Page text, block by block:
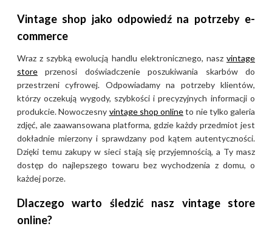
Vintage shop jako odpowiedź na potrzeby e-
commerce
Wraz z szybką ewolucją handlu elektronicznego, nasz vintage
store przenosi doświadczenie poszukiwania skarbów do
przestrzeni cyfrowej. Odpowiadamy na potrzeby klientów,
którzy oczekują wygody, szybkości i precyzyjnych informacji o
produkcie. Nowoczesny vintage shop onlineto nie tylko galeria
zdjęć, ale zaawansowana platforma, gdzie każdy przedmiot jest
dokładnie mierzony i sprawdzany pod kątem autentyczności.
Dzięki temu zakupy w sieci stają się przyjemnością, a Ty masz
dostęp do najlepszego towaru bez wychodzenia z domu, o
każdej porze.
Dlaczego warto śledzić nasz vintage store
online?